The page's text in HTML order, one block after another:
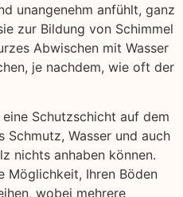
unangenehm anfühlt, ganz
zur Bildung von Schimmel
Abwischen mit Wasser
je nachdem, wie oft der
Schutzschicht auf dem
Schmutz, Wasser und auch
nichts anhaben können.
Möglichkeit, Ihren Böden
wobei mehrere